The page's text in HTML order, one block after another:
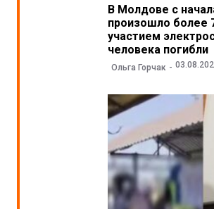
В Молдове с
произошло более
участием
человека погибли
Ольга Горчак